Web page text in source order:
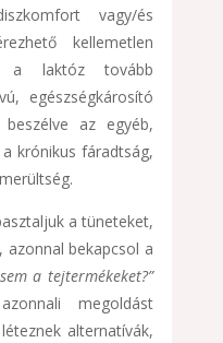
vagy/és
kellemetlen
a laktóz tovább
egészségkárosító
az egyéb,
krónikus fáradtság,
a tüneteket,
azonnal bekapcsol a
a tejtermékeket?”
megoldást
alternatívák,